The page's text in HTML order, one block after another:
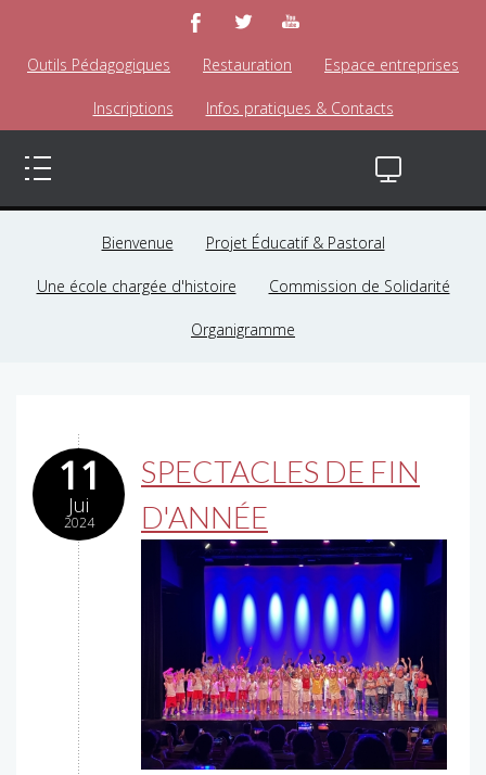
Outils Pédagogiques Restauration Espace entreprises
Inscriptions Infos pratiques & Contacts
Bienvenue Projet Éducatif & Pastoral
Une école chargée d'histoire Commission de Solidarité
Organigramme
11
Jui
2024
SPECTACLES DE FIN
D'ANNÉE